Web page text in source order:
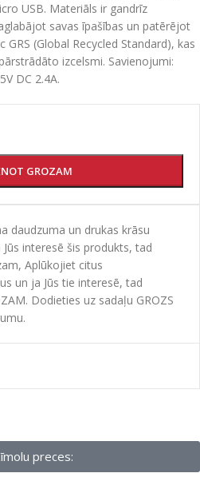
USB. Materiāls ir gandrīz
savas īpašības un patērējot
(Global Recycled Standard), kas
izcelsmi. Savienojumi:
DC 2.4A.
GROZAM
daudzuma un drukas krāsu
interesē šis produkts, tad
Aplūkojiet citus
un ja Jūs tie interesē, tad
Dodieties uz sadaļu GROZS
preces: